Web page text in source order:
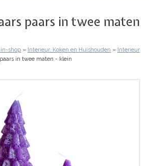
paars in twee maten
shop Interieur, Koken en Huishouden
Interieur
in twee maten - klein